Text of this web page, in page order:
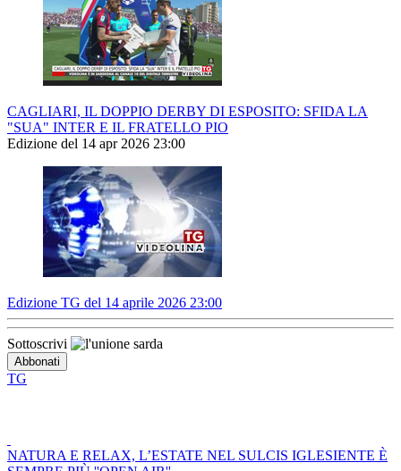
CAGLIARI, IL DOPPIO DERBY DI ESPOSITO: SFIDA LA
"SUA" INTER E IL FRATELLO PIO
Edizione del 14 apr 2026 23:00
Edizione TG del 14 aprile 2026 23:00
Sottoscrivi
TG
NATURA E RELAX, L’ESTATE NEL SULCIS IGLESIENTE È